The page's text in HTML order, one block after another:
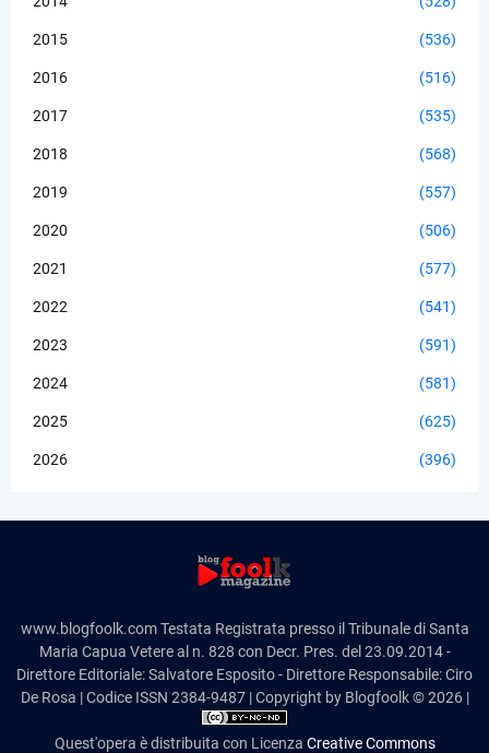
2015 (536)
2016 (516)
2017 (535)
2018 (568)
2019 (557)
2020 (506)
2021 (577)
2022 (541)
2023 (591)
2024 (581)
2025 (625)
2026 (396)
www.blogfoolk.com Testata Registrata presso il Tribunale di Santa
Maria Capua Vetere al n. 828 con Decr. Pres. del 23.09.2014 -
Direttore Editoriale: Salvatore Esposito - Direttore Responsabile: Ciro
De Rosa | Codice ISSN 2384-9487 | Copyright by Blogfoolk © 2026 |
Quest'opera è distribuita con Licenza Creative Commons